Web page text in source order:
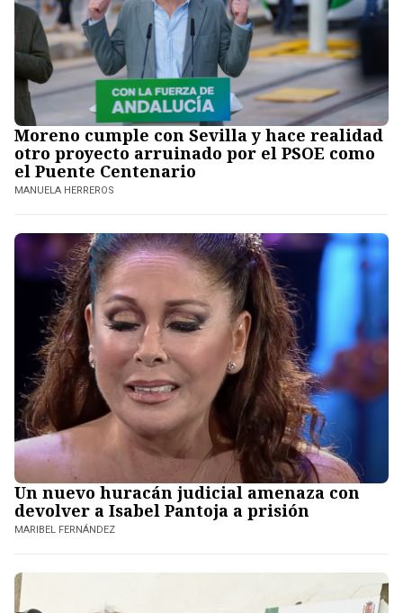
Moreno cumple con Sevilla y hace realidad
otro proyecto arruinado por el PSOE como
el Puente Centenario
MANUELA HERREROS
Un nuevo huracán judicial amenaza con
devolver a Isabel Pantoja a prisión
MARIBEL FERNÁNDEZ